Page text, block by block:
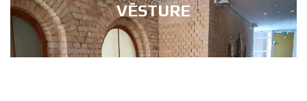
VĒSTURE